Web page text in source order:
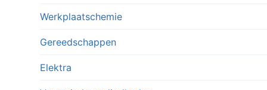
Werkplaatschemie
Gereedschappen
Elektra